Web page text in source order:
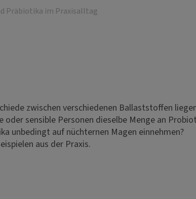
Präbiotika im Praxisalltag
zwischen verschiedenen Ballaststoffen
oder sensible Personen dieselbe Menge an
unbedingt auf nüchternen Magen einnehmen?
aus der Praxis.